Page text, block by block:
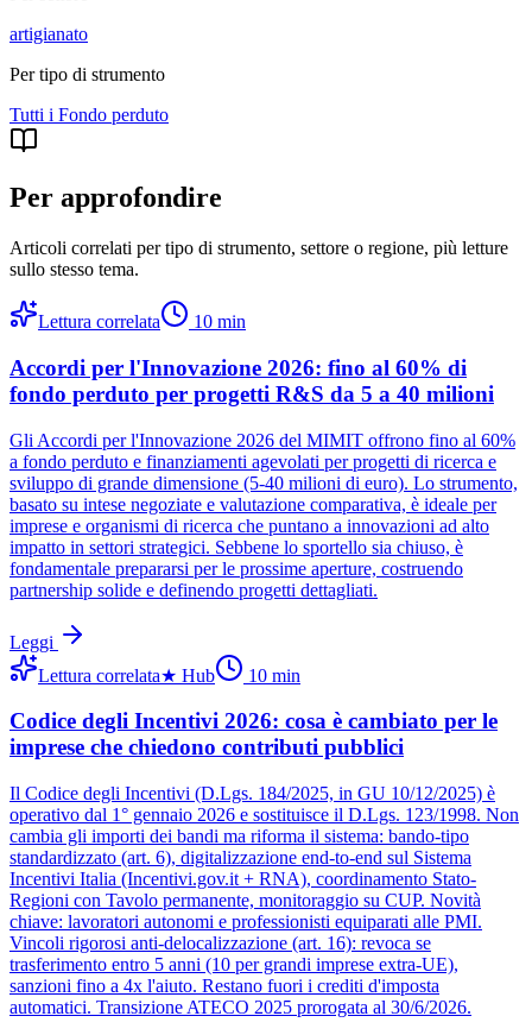
artigianato
Per tipo di strumento
Tutti i Fondo perduto
Per approfondire
Articoli correlati per tipo di strumento, settore o regione, più letture
sullo stesso tema.
Lettura correlata 10 min
Accordi per l'Innovazione 2026: fino al 60% di
fondo perduto per progetti R&S da 5 a 40 milioni
Gli Accordi per l'Innovazione 2026 del MIMIT offrono fino al 60%
a fondo perduto e finanziamenti agevolati per progetti di ricerca e
sviluppo di grande dimensione (5-40 milioni di euro). Lo strumento,
basato su intese negoziate e valutazione comparativa, è ideale per
imprese e organismi di ricerca che puntano a innovazioni ad alto
impatto in settori strategici. Sebbene lo sportello sia chiuso, è
fondamentale prepararsi per le prossime aperture, costruendo
partnership solide e definendo progetti dettagliati.
Leggi
Lettura correlata★ Hub 10 min
Codice degli Incentivi 2026: cosa è cambiato per le
imprese che chiedono contributi pubblici
Il Codice degli Incentivi (D.Lgs. 184/2025, in GU 10/12/2025) è
operativo dal 1° gennaio 2026 e sostituisce il D.Lgs. 123/1998. Non
cambia gli importi dei bandi ma riforma il sistema: bando-tipo
standardizzato (art. 6), digitalizzazione end-to-end sul Sistema
Incentivi Italia (Incentivi.gov.it + RNA), coordinamento Stato-
Regioni con Tavolo permanente, monitoraggio su CUP. Novità
chiave: lavoratori autonomi e professionisti equiparati alle PMI.
Vincoli rigorosi anti-delocalizzazione (art. 16): revoca se
trasferimento entro 5 anni (10 per grandi imprese extra-UE),
sanzioni fino a 4x l'aiuto. Restano fuori i crediti d'imposta
automatici. Transizione ATECO 2025 prorogata al 30/6/2026.